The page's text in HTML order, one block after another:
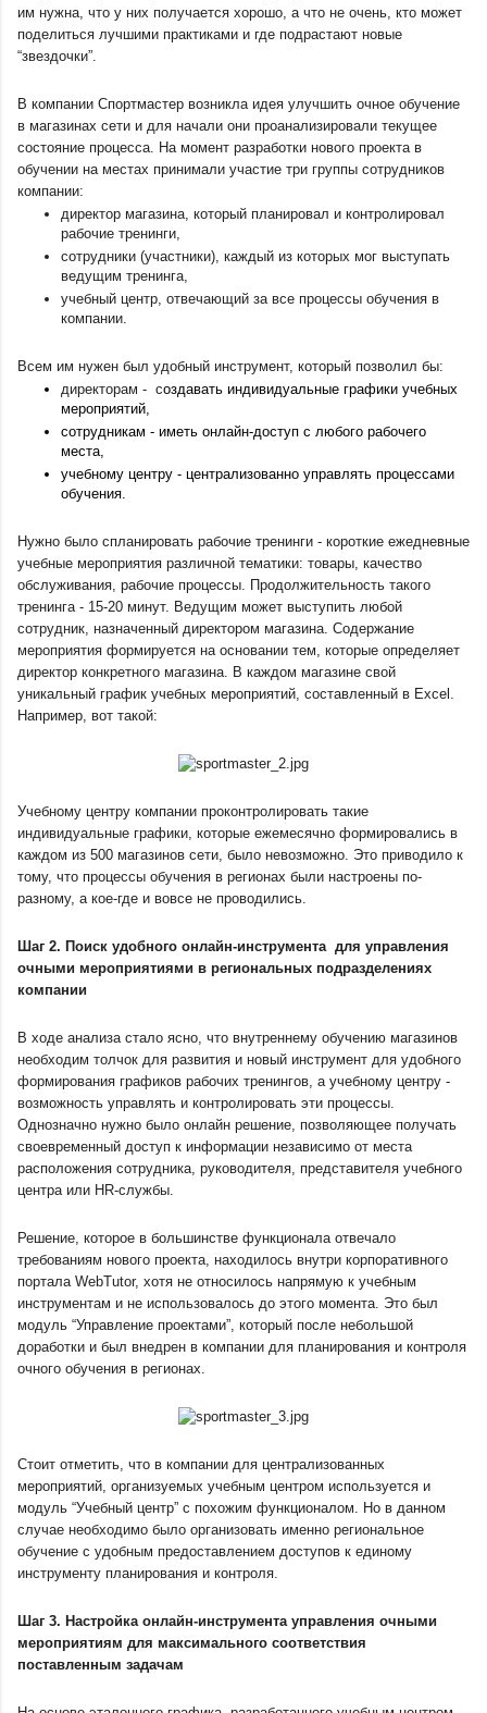
им нужна, что у них получается хорошо, а что не очень, кто может
поделиться лучшими практиками и где подрастают новые
“звездочки”.
В компании Спортмастер возникла идея улучшить очное обучение
в магазинах сети и для начали они проанализировали текущее
состояние процесса. На момент разработки нового проекта в
обучении на местах принимали участие три группы сотрудников
компании:
директор магазина, который планировал и контролировал
рабочие тренинги,
сотрудники (участники), каждый из которых мог выступать
ведущим тренинга,
учебный центр, отвечающий за все процессы обучения в
компании.
Всем им нужен был удобный инструмент, который позволил бы:
директорам -  создавать индивидуальные графики учебных
мероприятий,
сотрудникам - иметь онлайн-доступ с любого рабочего
места,
учебному центру - централизованно управлять процессами
обучения.
Нужно было спланировать рабочие тренинги - короткие ежедневные
учебные мероприятия различной тематики: товары, качество
обслуживания, рабочие процессы. Продолжительность такого
тренинга - 15-20 минут. Ведущим может выступить любой
сотрудник, назначенный директором магазина. Содержание
мероприятия формируется на основании тем, которые определяет
директор конкретного магазина. В каждом магазине свой
уникальный график учебных мероприятий, составленный в Excel.
Например, вот такой:
Учебному центру компании проконтролировать такие
индивидуальные графики, которые ежемесячно формировались в
каждом из 500 магазинов сети, было невозможно. Это приводило к
тому, что процессы обучения в регионах были настроены по-
разному, а кое-где и вовсе не проводились.
Шаг 2. Поиск удобного онлайн-инструмента  для управления
очными мероприятиями в региональных подразделениях
компании
В ходе анализа стало ясно, что внутреннему обучению магазинов
необходим толчок для развития и новый инструмент для удобного
формирования графиков рабочих тренингов, а учебному центру -
возможность управлять и контролировать эти процессы.
Однозначно нужно было онлайн решение, позволяющее получать
своевременный доступ к информации независимо от места
расположения сотрудника, руководителя, представителя учебного
центра или HR-службы.
Решение, которое в большинстве функционала отвечало
требованиям нового проекта, находилось внутри корпоративного
портала WebTutor, хотя не относилось напрямую к учебным
инструментам и не использовалось до этого момента. Это был
модуль “Управление проектами”, который после небольшой
доработки и был внедрен в компании для планирования и контроля
очного обучения в регионах.
Стоит отметить, что в компании для централизованных
мероприятий, организуемых учебным центром используется и
модуль “Учебный центр” с похожим функционалом. Но в данном
случае необходимо было организовать именно региональное
обучение с удобным предоставлением доступов к единому
инструменту планирования и контроля.
Шаг 3. Настройка онлайн-инструмента управления очными
мероприятиям для максимального соответствия
поставленным задачам